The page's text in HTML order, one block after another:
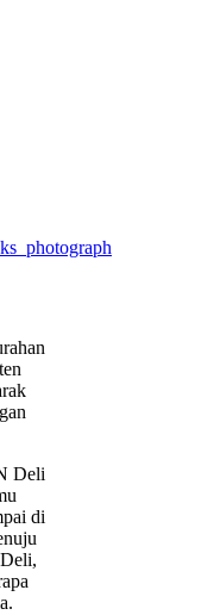
Deli
di